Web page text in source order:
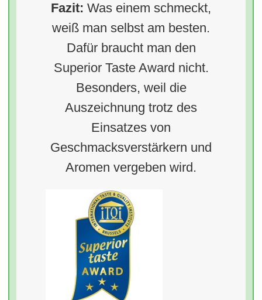
Fazit: Was einem schmeckt,
weiß man selbst am besten.
Dafür braucht man den
Superior Taste Award nicht.
Besonders, weil die
Auszeichnung trotz des
Einsatzes von
Geschmacksverstärkern und
Aromen vergeben wird.